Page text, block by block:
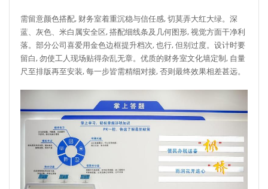
需留意颜色搭配, 财务室着重沉稳与信任感, 切莫弄大红大绿。深
蓝、灰色、米白属安全区, 搭配细线条及几何图形, 视觉方面干净利
落。部分公司喜爱用金色边框提升档次, 也行, 但别过度。设计时要
留白, 勿使工人现场贴得杂乱无章。优质的财务室文化墙定制, 自量
尺至排版再至安装, 每一步皆需精细对接, 否则最终效果相差甚远。